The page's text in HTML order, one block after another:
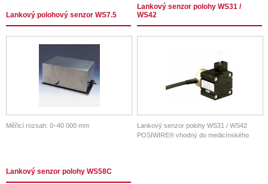
Lankový polohový senzor WS7.5
Měřicí rozsah: 0–40 000 mm
Lankový senzor polohy WS31 /
WS42
Lankový senzor polohy WS31 / WS42
POSIWIRE® vhodný do medicínského
Lankový senzor polohy WS58C